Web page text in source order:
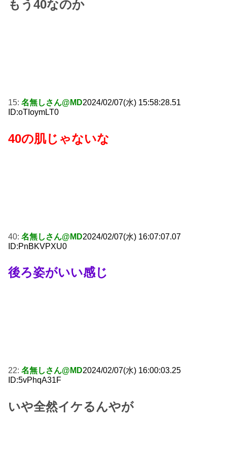
もう40なのか
15: 名無しさん@MD2024/02/07(水) 15:58:28.51
ID:oTIoymLT0
40の肌じゃないな
40: 名無しさん@MD2024/02/07(水) 16:07:07.07
ID:PnBKVPXU0
後ろ姿がいい感じ
22: 名無しさん@MD2024/02/07(水) 16:00:03.25
ID:5vPhqA31F
いや全然イケるんやが